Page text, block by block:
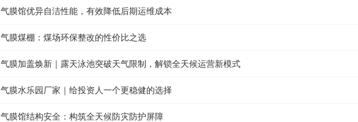
气膜馆优异自洁性能，有效降低后期运维成本
气膜煤棚：煤场环保整改的性价比之选
气膜加盖焕新｜露天泳池突破天气限制，解锁全天候运营新模式
气膜水乐园厂家｜给投资人一个更稳健的选择
气膜馆结构安全：构筑全天候防灾防护屏障